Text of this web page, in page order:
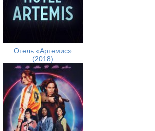
Отель «Артемис»
(2018)